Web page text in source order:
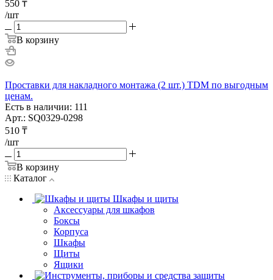
550 ₸
/шт
В корзину
Проставки для накладного монтажа (2 шт.) TDM по выгодным
ценам.
Есть в наличии: 111
Арт.: SQ0329-0298
510 ₸
/шт
В корзину
Каталог
Шкафы и щиты
Аксессуары для шкафов
Боксы
Корпуса
Шкафы
Щиты
Ящики